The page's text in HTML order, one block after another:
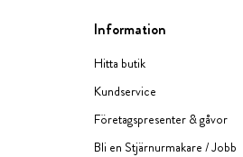
Information
Hitta butik
Kundservice
Företagspresenter & gåvor
Bli en Stjärnurmakare / Jobb